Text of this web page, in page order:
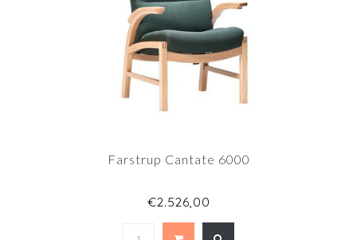
Farstrup Cantate 6000
€2.526,00